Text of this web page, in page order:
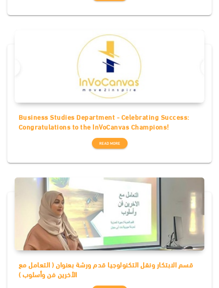
Business Studies Department - Celebrating Success:
Congratulations to the InVoCanvas Champions!
READ MORE
قسم الابتكار ونقل التكنولوجيا قدم ورشة بعنوان ( التعامل مع
الأخرين فن وأسلوب )